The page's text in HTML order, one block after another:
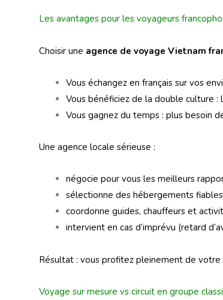
Les avantages pour les voyageurs
Choisir une agence de voyage Vietnam
Vous échangez en français sur vos
Vous bénéficiez de la double culture :
Vous gagnez du temps : plus besoin
Une agence locale sérieuse :
négocie pour vous les meilleurs
sélectionne des hébergements
coordonne guides, chauffeurs et
intervient en cas d’imprévu (retard
Résultat : vous profitez pleinement de votre
Voyage sur mesure vs circuit en groupe